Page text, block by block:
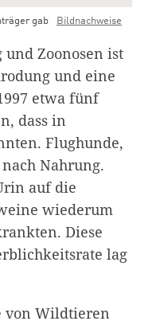
gab Bildnachweise
Zoonosen ist
und eine
etwa fünf
dass in
Flughunde,
Nahrung.
auf die
wiederum
Diese
lag
von Wildtieren